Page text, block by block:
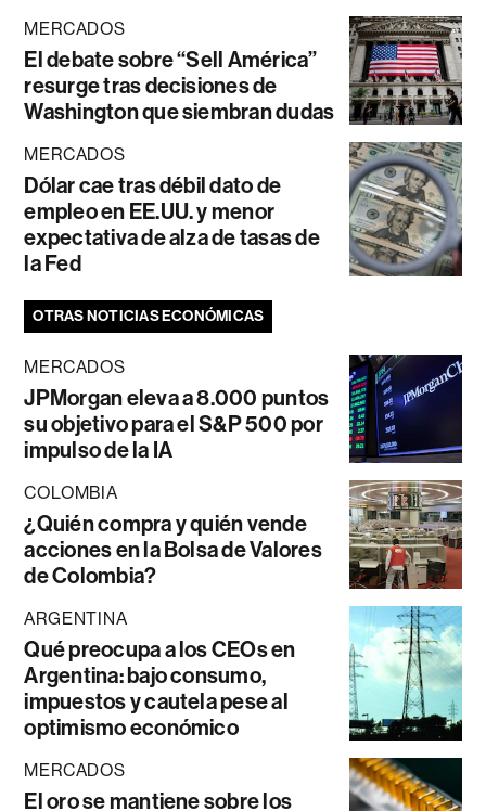
MERCADOS
El debate sobre “Sell América”
resurge tras decisiones de
Washington que siembran dudas
MERCADOS
Dólar cae tras débil dato de
empleo en EE.UU. y menor
expectativa de alza de tasas de
la Fed
OTRAS NOTICIAS ECONÓMICAS
MERCADOS
JPMorgan eleva a 8.000 puntos
su objetivo para el S&P 500 por
impulso de la IA
COLOMBIA
¿Quién compra y quién vende
acciones en la Bolsa de Valores
de Colombia?
ARGENTINA
Qué preocupa a los CEOs en
Argentina: bajo consumo,
impuestos y cautela pese al
optimismo económico
MERCADOS
El oro se mantiene sobre los